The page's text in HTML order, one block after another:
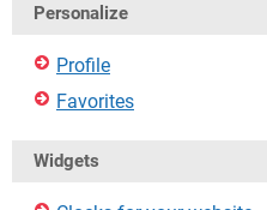
Personalize
Profile
Favorites
Widgets